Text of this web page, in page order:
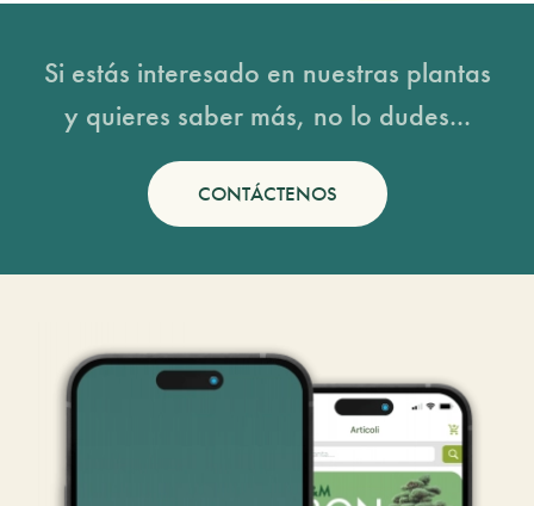
Si estás interesado en nuestras plantas
y quieres saber más, no lo dudes...
CONTÁCTENOS